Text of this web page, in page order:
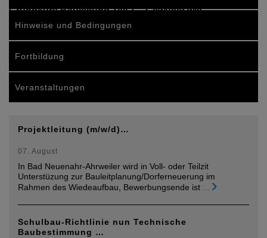
Grundkurs Bauleitung Teil 1 – Gewusst wie
Hinweise und Bedingungen
Fortbildung
Veranstaltungen
Projektleitung (m/w/d)…
07. August
In Bad Neuenahr-Ahrweiler wird in Voll- oder Teilzit
Unterstüzung zur Bauleitplanung/Dorferneuerung im
Rahmen des Wiedeaufbau, Bewerbungsende ist ...
Schulbau-Richtlinie nun Technische
Baubestimmung …